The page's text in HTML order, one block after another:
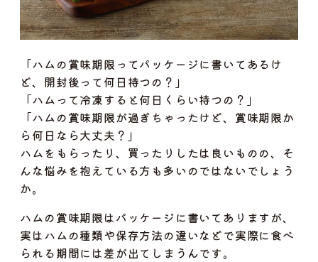
「ハムの賞味期限ってパッケージに書いてあるけ
ど、開封後って何日持つの？」
「ハムって冷凍すると何日くらい持つの？」
「ハムの賞味期限が過ぎちゃったけど、賞味期限か
ら何日なら大丈夫？」
ハムをもらったり、買ったりしたは良いものの、そ
んな悩みを抱えている方も多いのではないでしょう
か。
ハムの賞味期限はパッケージに書いてありますが、
実はハムの種類や保存方法の違いなどで実際に食べ
られる期間には差が出てしまうんです。